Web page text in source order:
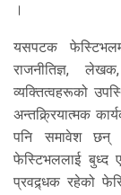
।
यसपटक
राजनीतिज्ञ,
व्यक्तित्वहरूको
अन्तक्र्रियात्मक
पनि समावेश छन्
फेस्टिभललाई बुध्द
प्रवद्र्धक रहेको